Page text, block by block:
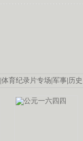
|体育纪录片专场|军事| 历史